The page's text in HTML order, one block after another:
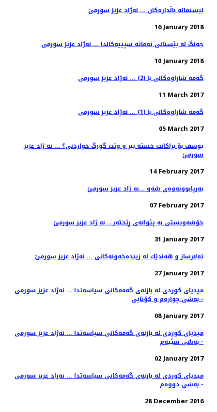
نیشتمانه‌ باڵداره‌كان ... نه‌ژاد عزیز سورمێ
16 January 2018
جه‌نگ له‌ بێستانی ته‌ماته‌ سپییه‌كاندا ... نه‌ژاد عزیز سورمی
10 January 2018
گه‌مه‌ شاراوه‌كانی با (2) ... نه‌ژاد عزیز سورمی
11 March 2017
گه‌مه‌ شاراوه‌كانی با (1) ... نه‌ژاد عزیز سورمی
05 March 2017
یوسف بۆ براكانت خسته‌ بیر و وتت گورگ خواردنی؟ ... نه ژاد عزیز
سورمێ
14 February 2017
به‌رپابوونه‌وه‌ی شه‌و ...نه ژاد عزيز سورمێ
07 February 2017
خۆشه‌ویستی به‌ پێوانه‌ی ڕێخته‌ر... نه ژاد عزیز سورمێ
31 January 2017
ته‌لارساز و هه‌ندێك له‌ زینده‌خه‌ونه‌كانی ... نەژاد عزیز سورمێ
27 January 2017
میدیای كوردی له‌ بازنه‌ی گه‌مه‌كانی سیاسه‌تدا ... نه‌ژاد عزیز سورمی
- به‌شی چواره‌م و كۆتایی
08 January 2017
میدیای كوردی له‌ بازنه‌ی گه‌مه‌كانی سیاسه‌تدا ... نه‌ژاد عزیز سورمی
- به‌شی سێیه‌م
02 January 2017
میدیای كوردی له‌ بازنه‌ی گه‌مه‌كانی سیاسه‌تدا ... نه‌ژاد عزیز سورمی
- به‌شی دووه‌م
28 December 2016